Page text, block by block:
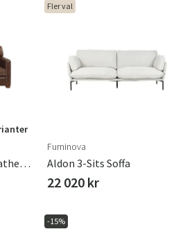
en plats där du och dina nära
för ditt hem.
Viscount 3-Sitssoffa Leather Vintage
Fler val
Furninova
Aldon 3-Sits Soffa
22 020 kr
-15%